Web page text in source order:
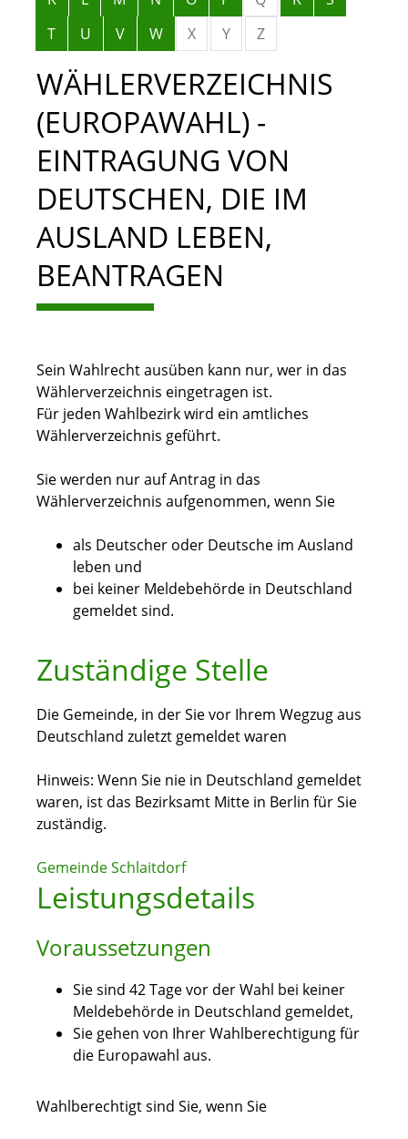
T
U V W X Y Z
WÄHLERVERZEICHNIS
(EUROPAWAHL) -
EINTRAGUNG VON
DEUTSCHEN, DIE IM
AUSLAND LEBEN,
BEANTRAGEN
Sein Wahlrecht ausüben kann nur, wer in das
Wählerverzeichnis eingetragen ist.
Für jeden Wahlbezirk wird ein amtliches
Wählerverzeichnis geführt.
Sie werden nur auf Antrag in das
Wählerverzeichnis aufgenommen, wenn Sie
als Deutscher oder Deutsche im Ausland
leben und
bei keiner Meldebehörde in Deutschland
gemeldet sind.
Zuständige Stelle
Die Gemeinde, in der Sie vor Ihrem Wegzug aus
Deutschland zuletzt gemeldet waren
Hinweis: Wenn Sie nie in Deutschland gemeldet
waren, ist das Bezirksamt Mitte in Berlin für Sie
zuständig.
Gemeinde Schlaitdorf
Leistungsdetails
Voraussetzungen
Sie sind 42 Tage vor der Wahl bei keiner
Meldebehörde in Deutschland gemeldet,
Sie gehen von Ihrer Wahlberechtigung für
die Europawahl aus.
Wahlberechtigt sind Sie, wenn Sie